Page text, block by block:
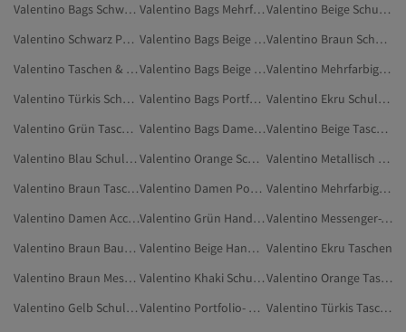
Valentino Bags Schwarz Portfolio- & Clutch-Taschen
Valentino Bags Mehrfarbig Accessoires
Valentino Beige Schultertaschen
Valentino Schwarz Portfolio- & Clutch-Taschen
Valentino Bags Beige Taschen
Valentino Braun Schultertaschen
Valentino Taschen & Hüllen
Valentino Bags Beige Handtaschen
Valentino Mehrfarbig Taschen
Valentino Türkis Schultertaschen
Valentino Bags Portfolio- & Clutch-Taschen
Valentino Ekru Schultertaschen
Valentino Grün Taschen
Valentino Bags Damen Portfolio- & Clutch-Taschen
Valentino Beige Taschen
Valentino Blau Schultertaschen
Valentino Orange Schultertaschen
Valentino Metallisch Schultertaschen
Valentino Braun Taschen
Valentino Damen Portfolio- & Clutch-Taschen
Valentino Mehrfarbig Handtaschen
Valentino Damen Accessoires
Valentino Grün Handtaschen
Valentino Messenger-Taschen
Valentino Braun Bauchtaschen
Valentino Beige Handtaschen Valentino Ekru Taschen
Valentino Braun Messenger-Taschen
Valentino Khaki Schultertaschen
Valentino Orange Taschen
Valentino Gelb Schultertaschen
Valentino Portfolio- & Clutch-Taschen
Valentino Türkis Taschen